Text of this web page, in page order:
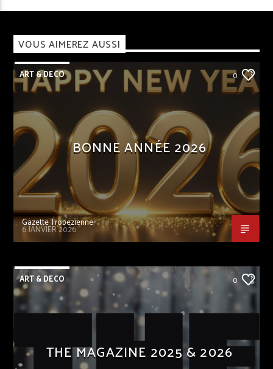
VOUS AIMEREZ AUSSI
ART & DECO 0
BONNE ANNÉE 2026
Gazette Tropezienne
6 JANVIER 2026
ART & DECO 0
THE MAGAZINE 2025 & 2026